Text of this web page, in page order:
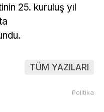
25. kuruluş yıl
TÜM YAZILARI
Politika